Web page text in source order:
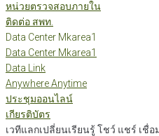
หน่วยตรวจสอบภายใน
ติดต่อ สพท.
Data Center Mkarea1
Data Center Mkarea1
Data Link
Anywhere Anytime
ประชุมออนไลน์
เกียรติบัตร
เวทีแลกเปลี่ยนเรียนรู้ โชว์ แชร์ เชื่